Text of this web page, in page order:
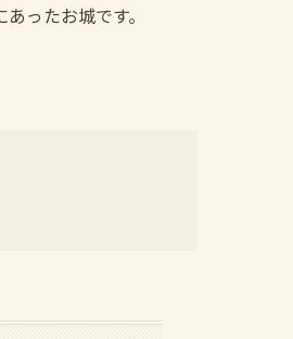
ったお城です。